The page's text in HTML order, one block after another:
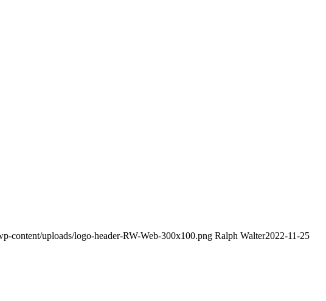
content/uploads/logo-header-RW-Web-300x100.png Ralph Walter2022-11-25